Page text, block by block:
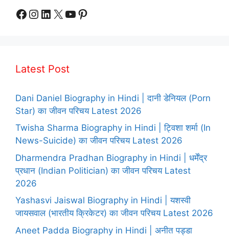
Facebook
Instagram
LinkedIn
X YouTube
Pinterest
Latest Post
Dani Daniel Biography in Hindi | दानी डेनियल (Porn
Star) का जीवन परिचय Latest 2026
Twisha Sharma Biography in Hindi | ट्विशा शर्मा (In
News-Suicide) का जीवन परिचय Latest 2026
Dharmendra Pradhan Biography in Hindi | धर्मेंद्र
प्रधान (Indian Politician) का जीवन परिचय Latest
2026
Yashasvi Jaiswal Biography in Hindi | यशस्वी
जायसवाल (भारतीय क्रिकेटर) का जीवन परिचय Latest 2026
Aneet Padda Biography in Hindi | अनीत पड्डा